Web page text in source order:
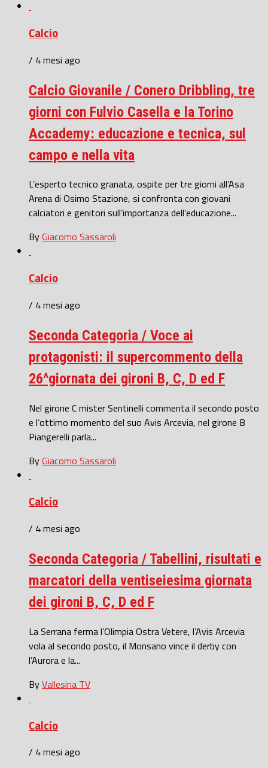
Calcio
/ 4 mesi ago
Calcio Giovanile / Conero Dribbling, tre
giorni con Fulvio Casella e la Torino
Accademy: educazione e tecnica, sul
campo e nella vita
L’esperto tecnico granata, ospite per tre giorni all’Asa
Arena di Osimo Stazione, si confronta con giovani
calciatori e genitori sull’importanza dell’educazione...
ByGiacomo Sassaroli
Calcio
/ 4 mesi ago
Seconda Categoria / Voce ai
protagonisti: il supercommento della
26^giornata dei gironi B, C, D ed F
Nel girone C mister Sentinelli commenta il secondo posto
e l’ottimo momento del suo Avis Arcevia, nel girone B
Piangerelli parla...
ByGiacomo Sassaroli
Calcio
/ 4 mesi ago
Seconda Categoria / Tabellini, risultati e
marcatori della ventiseiesima giornata
dei gironi B, C, D ed F
La Serrana ferma l’Olimpia Ostra Vetere, l’Avis Arcevia
vola al secondo posto, il Monsano vince il derby con
l’Aurora e la...
ByVallesina TV
Calcio
/ 4 mesi ago